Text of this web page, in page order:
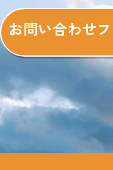
お問い合わせ